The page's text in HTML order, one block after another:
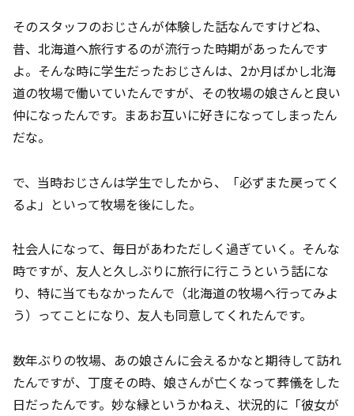
そのスタッフのおじさんが体験した話なんですけどね、
昔、北海道へ旅行するのが流行った時期があったんです
よ。そんな時に学生だったおじさんは、2か月ばかし北海
道の牧場で働いていたんですが、その牧場の娘さんと良い
仲になったんです。まあお互いに好きになってしまったん
だな。
で、当時おじさんは学生でしたから、「必ずまた戻ってく
るよ」といって牧場を後にした。
社会人になって、毎日があわただしく過ぎていく。そんな
時ですが、友人と久しぶりに旅行に行こうという話にな
り、特に当てもなかったんで（北海道の牧場へ行ってみよ
う）ってことになり、友人も同意してくれたんです。
数年ぶりの牧場、あの娘さんに会えるかなと期待して訪れ
たんですが、丁度その時、娘さんが亡くなって葬儀をした
日だったんです。妙な縁というかねえ、状況的に「彼女が